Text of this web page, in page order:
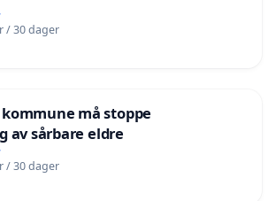
/ 30 dager
må stoppe
av sårbare eldre
/ 30 dager